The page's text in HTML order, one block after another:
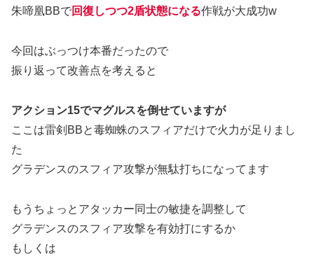
朱啼凰BBで回復しつつ2盾状態になる作戦が大成功w
今回はぶっつけ本番だったので
振り返って改善点を考えると
アクション15でマグルスを倒せていますが
ここは雷剣BBと毒蜘蛛のスフィアだけで火力が足りまし
た
グラデンスのスフィア攻撃が無駄打ちになってます
もうちょっとアタッカー同士の敏捷を調整して
グラデンスのスフィア攻撃を有効打にするか
もしくは